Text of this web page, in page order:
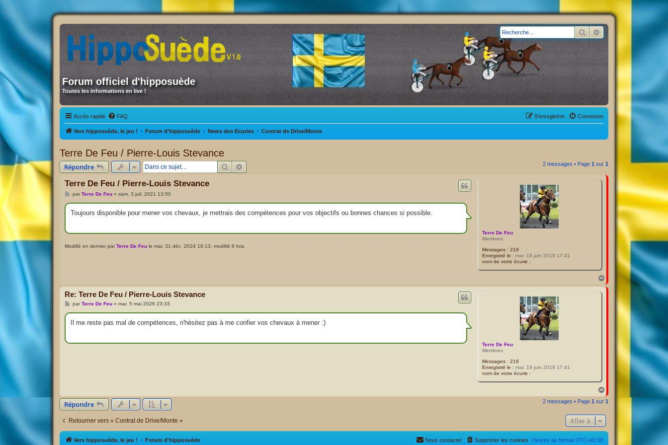
Forum officiel d'hipposuède
Toutes les informations en live !
Rechercher
Accès rapide FAQ Connexion
S’enregistrer
Vers hipposuède, le jeu ! Forum d'hipposuède News des Ecuries Contrat de Drive/Monte
Terre De Feu / Pierre-Louis Stevance
Répondre Rechercher 2 messages • Page 1 sur 1
Terre De Feu
Membres
Messages : 219
Enregistré le : mar. 18 juin 2019 17:41
nom de votre écurie :
Terre De Feu / Pierre-Louis Stevance
M
s
s
par Terre De Feu» sam. 3 juil. 2021 13:50
Toujours disponible pour mener vos chevaux, je mettrais des compétences pour vos objectifs ou bonnes chances si possible.
Modifié en dernier par Terre De Feu le mar. 31 déc. 2024 16:13, modifié 6 fois.
a
u
Terre De Feu
Membres
Messages : 219
Enregistré le : mar. 18 juin 2019 17:41
nom de votre écurie :
Re: Terre De Feu / Pierre-Louis Stevance
M
s
s
parTerre De Feu» mar. 5 mai 2026 23:33
Il me reste pas mal de compétences, n'hésitez pas à me confier vos chevaux à mener :)
a
u
Répondre 2 messages • Page 1 sur 1
Retourner vers « Contrat de Drive/Monte » Aller à
Vers hipposuède, le jeu ! Forum d'hipposuède Heures au format UTC+02:00
Supprimer les cookies
Nous contacter